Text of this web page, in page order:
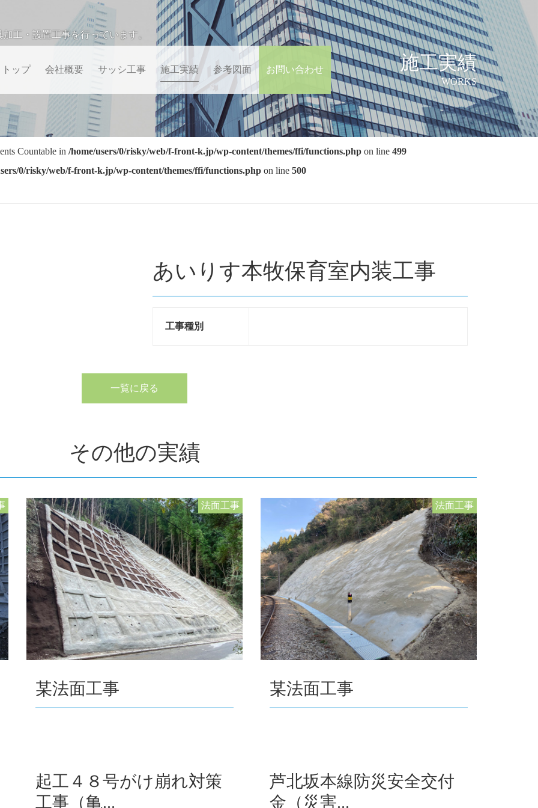
工・設置工事を行っています。
トップ 会社概要 サッシ工事 施工実績 参考図面 お問い合わせ 施工実績
WORKS
Countable in /home/users/0/risky/web/f-front-k.jp/wp-content/themes/ffi/functions.php on line 499
0/risky/web/f-front-k.jp/wp-content/themes/ffi/functions.php on line 500
あいりす本牧保育室内装工事
工事種別
一覧に戻る
その他の実績
法面工事
某法面工事
法面工事
某法面工事
起工４８号がけ崩れ対策
工事（亀...
芦北坂本線防災安全交付
金（災害...